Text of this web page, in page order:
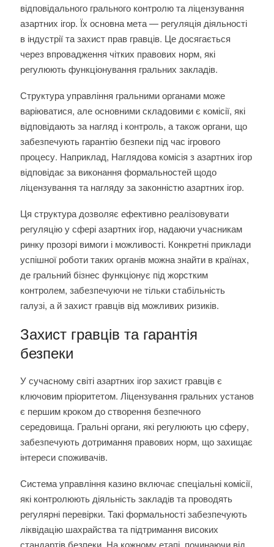
відповідального грального контролю та ліцензування
азартних ігор. Їх основна мета — регуляція діяльності
в індустрії та захист прав гравців. Це досягається
через впровадження чітких правових норм, які
регулюють функціонування гральних закладів.
Структура управління гральними органами може
варіюватися, але основними складовими є комісії, які
відповідають за нагляд і контроль, а також органи, що
забезпечують гарантію безпеки під час ігрового
процесу. Наприклад, Наглядова комісія з азартних ігор
відповідає за виконання формальностей щодо
ліцензування та нагляду за законністю азартних ігор.
Ця структура дозволяє ефективно реалізовувати
регуляцію у сфері азартних ігор, надаючи учасникам
ринку прозорі вимоги і можливості. Конкретні приклади
успішної роботи таких органів можна знайти в країнах,
де гральний бізнес функціонує під жорстким
контролем, забезпечуючи не тільки стабільність
галузі, а й захист гравців від можливих ризиків.
Захист гравців та гарантія
безпеки
У сучасному світі азартних ігор захист гравців є
ключовим пріоритетом. Ліцензування гральних установ
є першим кроком до створення безпечного
середовища. Гральні органи, які регулюють цю сферу,
забезпечують дотримання правових норм, що захищає
інтереси споживачів.
Система управління казино включає спеціальні комісії,
які контролюють діяльність закладів та проводять
регулярні перевірки. Такі формальності забезпечують
ліквідацію шахрайства та підтримання високих